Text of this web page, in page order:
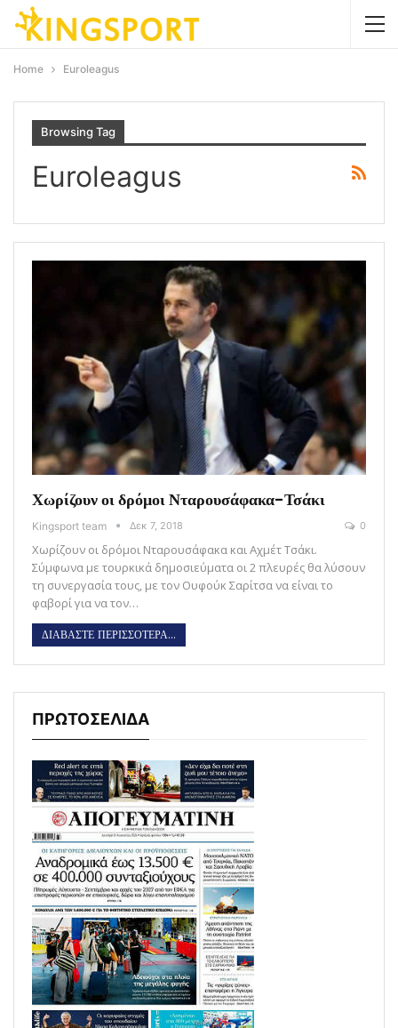
Home Euroleagus
Browsing Tag
Euroleagus
Χωρίζουν οι δρόμοι Νταρουσάφακα-Τσάκι
Kingsport team Δεκ 7, 2018 0
Χωρίζουν οι δρόμοι Νταρουσάφακα και Αχμέτ Τσάκι.
Σύμφωνα με τουρκικά δημοσιεύματα οι 2 πλευρές θα λύσουν
τη συνεργασία τους, με τον Ουφούκ Σαρίτσα να είναι το
φαβορί για να τον…
ΔΙΑΒΑΣΤΕ ΠΕΡΙΣΣΟΤΕΡΑ...
ΠΡΩΤΟΣΕΛΙΔΑ